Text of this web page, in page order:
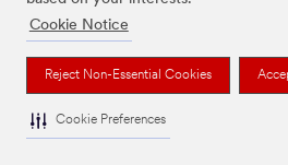
Cookie Notice
Reject Non-Essential Cookies
Cookie Preferences